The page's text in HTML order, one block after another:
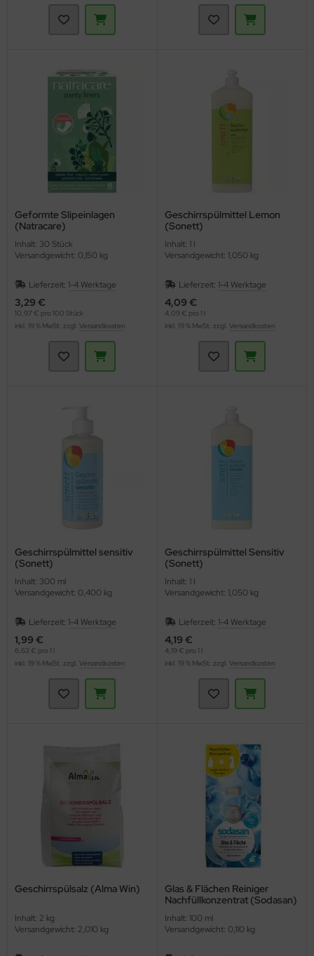
Geformte Slipeinlagen
(Natracare)
Inhalt: 30 Stück
Versandgewicht: 0,150 kg
Lieferzeit: 1-4 Werktage
3,29 €
10,97 € pro 100 Stück
inkl. 19 % MwSt. zzgl. Versandkosten
Geschirrspülmittel Lemon
(Sonett)
Inhalt: 1 l
Versandgewicht: 1,050 kg
Lieferzeit: 1-4 Werktage
4,09 €
4,09 € pro 1 l
inkl. 19 % MwSt. zzgl. Versandkosten
Geschirrspülmittel sensitiv
(Sonett)
Inhalt: 300 ml
Versandgewicht: 0,400 kg
Lieferzeit: 1-4 Werktage
1,99 €
6,63 € pro 1 l
inkl. 19 % MwSt. zzgl. Versandkosten
Geschirrspülmittel Sensitiv
(Sonett)
Inhalt: 1 l
Versandgewicht: 1,050 kg
Lieferzeit: 1-4 Werktage
4,19 €
4,19 € pro 1 l
inkl. 19 % MwSt. zzgl. Versandkosten
Geschirrspülsalz (Alma Win)
Inhalt: 2 kg
Versandgewicht: 2,010 kg
Glas & Flächen Reiniger
Nachfüllkonzentrat (Sodasan)
Inhalt: 100 ml
Versandgewicht: 0,110 kg